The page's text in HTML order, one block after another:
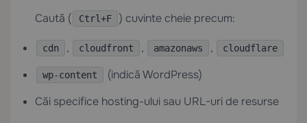
Caută (
Ctrl+F ) cuvinte cheie precum:
cdn , cloudfront , amazonaws , cloudflare
wp-content
(indică WordPress)
Căi specifice hosting-ului sau URL-uri de resurse